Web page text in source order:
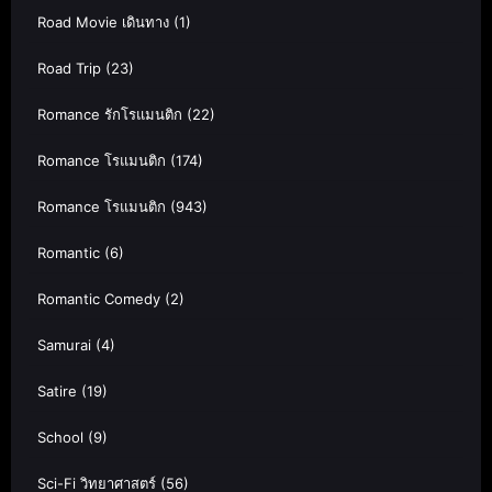
Road Movie เดินทาง (1)
Road Trip (23)
Romance รักโรแมนติก (22)
Romance โรแมนติก (174)
Romance โรแมนติก (943)
Romantic (6)
Romantic Comedy (2)
Samurai (4)
Satire (19)
School (9)
Sci-Fi วิทยาศาสตร์ (56)